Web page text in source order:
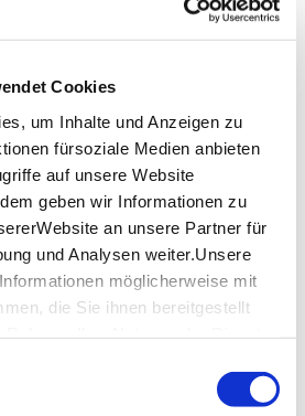
Cookies
um Inhalte und Anzeigen zu
fürsoziale Medien anbieten
auf unsere Website
geben wir Informationen zu
an unsere Partner für
und Analysen weiter.Unsere
möglicherweise mit
die Sie ihnen bereitgestellt